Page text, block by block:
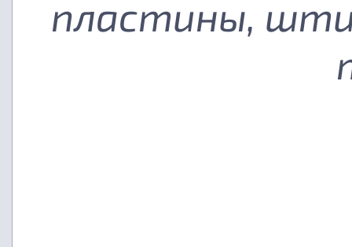
пластины,